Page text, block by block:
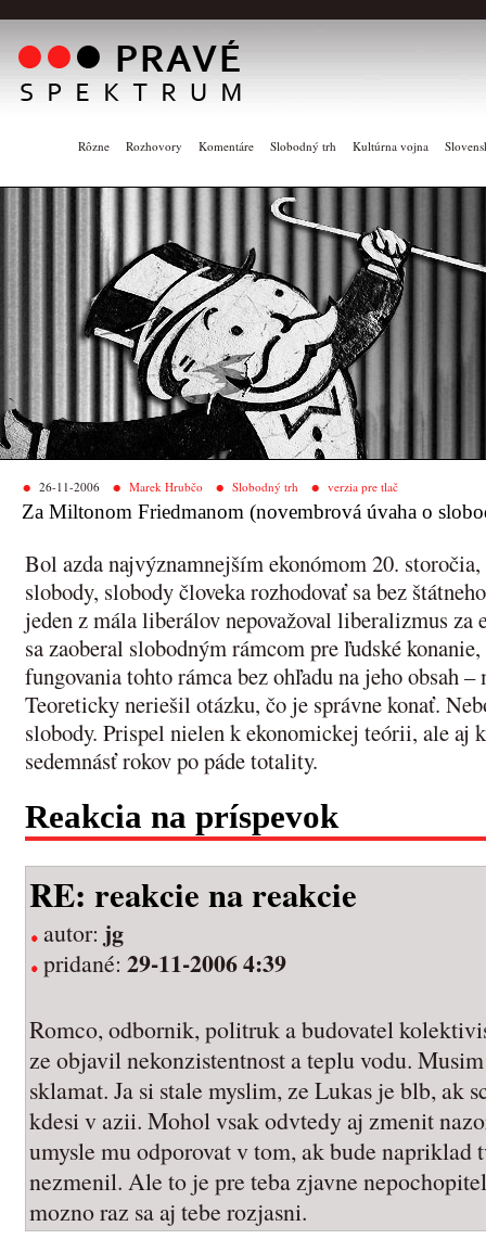
Rôzne Rozhovory Komentáre Slobodný trh Kultúrna vojna
26-11-2006 Marek Hrubčo Slobodný trh verzia pre tlač
Za Miltonom Friedmanom (novembrová úvaha o
Bol azda najvýznamnejším ekonómom 20.
slobody, slobody človeka rozhodovať sa bez
jeden z mála liberálov nepovažoval liberalizmus
sa zaoberal slobodným rámcom pre ľudské
fungovania tohto rámca bez ohľadu na jeho obsah
Teoreticky neriešil otázku, čo je správne konať.
slobody. Prispel nielen k ekonomickej teórii, ale
sedemnásť rokov po páde totality.
Reakcia na príspevok
RE: reakcie na reakcie
autor: jg
pridané: 29-11-2006 4:39
Romco, odbornik, politruk a budovatel
ze objavil nekonzistentnost a teplu vodu.
sklamat. Ja si stale myslim, ze Lukas je blb, ak
kdesi v azii. Mohol vsak odvtedy aj zmenit
umysle mu odporovat v tom, ak bude napriklad
nezmenil. Ale to je pre teba zjavne
mozno raz sa aj tebe rozjasni.